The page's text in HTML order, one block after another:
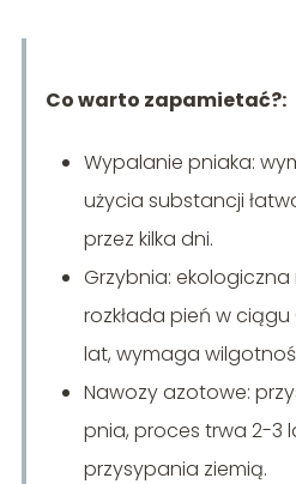
Co warto zapamietać?:
Wypalanie pniaka:
użycia substancji
przez kilka dni.
Grzybnia:
rozkłada pień w ciągu
lat, wymaga
Nawozy azotowe:
pnia, proces trwa 2-3
przysypania ziemią.